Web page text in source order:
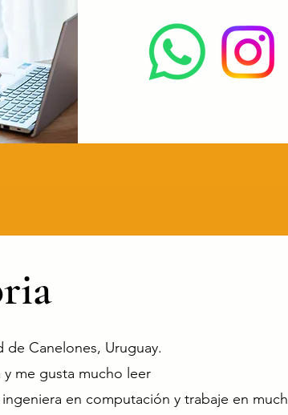
de Canelones, Uruguay.
me gusta mucho leer
en computación y trabaje en